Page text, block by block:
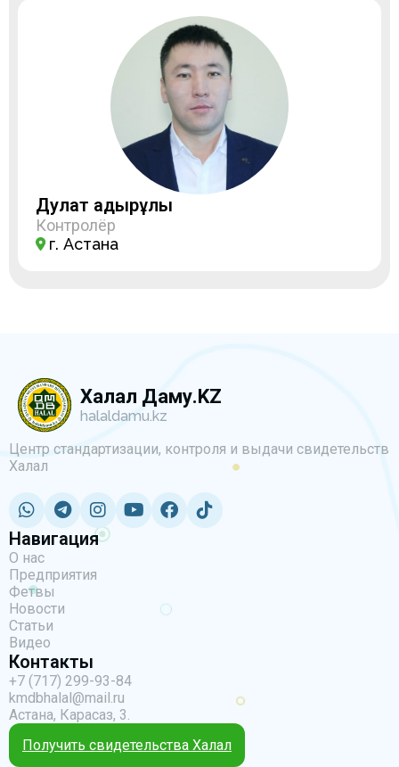
Дулат Қадырұлы
Контролёр
г. Астана
Халал Даму.KZ
halaldamu.kz
Центр стандартизации, контроля и выдачи свидетельств
Халал
Навигация
О нас
Предприятия
Фетвы
Новости
Статьи
Видео
Контакты
+7 (717) 299-93-84
kmdbhalal@mail.ru
Астана, Карасаз, 3.
Получить свидетельства Халал